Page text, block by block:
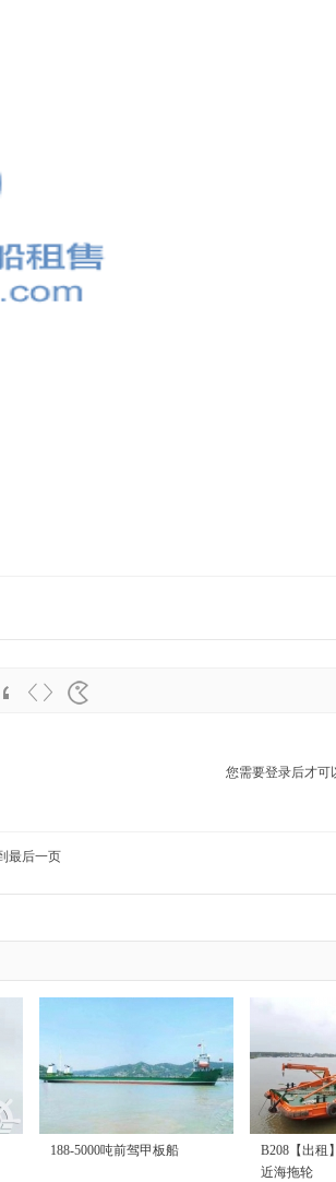
您需要登录后才可
最后一页
188-5000吨前驾甲板船
B208【出租
近海拖轮